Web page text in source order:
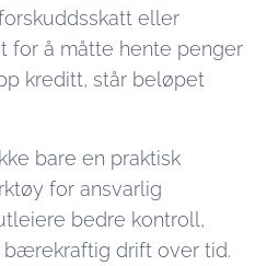
eller
for å måtte hente penger
kreditt, står beløpet
bare en praktisk
for ansvarlig
bedre kontroll,
bærekraftig drift over tid.